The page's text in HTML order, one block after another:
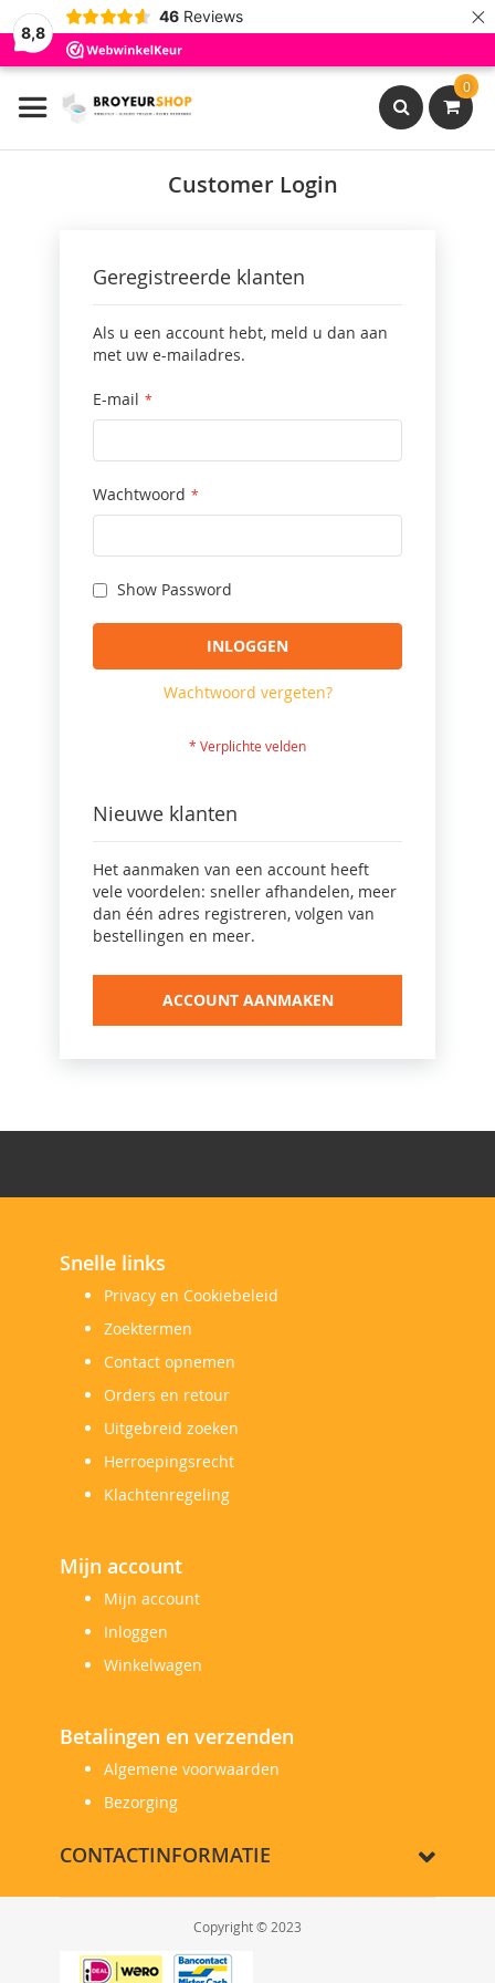
8,8
46 Reviews ×
Ga
naar
de
0
Search
Customer Login
Geregistreerde klanten
Als u een account hebt, meld u dan aan
met uw e-mailadres.
E-mail
Wachtwoord
Show Password
INLOGGEN
Wachtwoord vergeten?
Nieuwe klanten
Het aanmaken van een account heeft
vele voordelen: sneller afhandelen, meer
dan één adres registreren, volgen van
bestellingen en meer.
ACCOUNT AANMAKEN
Snelle links
Privacy en Cookiebeleid
Zoektermen
Contact opnemen
Orders en retour
Uitgebreid zoeken
Herroepingsrecht
Klachtenregeling
Mijn account
Mijn account
Inloggen
Winkelwagen
Betalingen en verzenden
Algemene voorwaarden
Bezorging
CONTACTINFORMATIE
Copyright © 2023